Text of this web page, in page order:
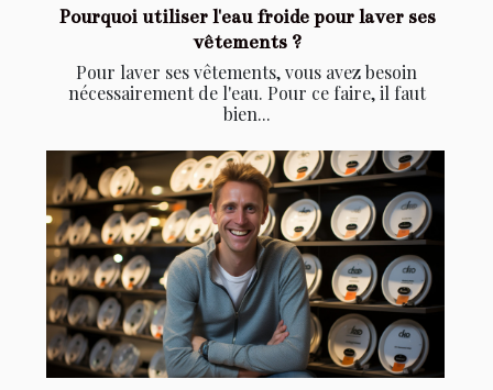
Pourquoi utiliser l'eau froide pour laver ses
vêtements ?
Pour laver ses vêtements, vous avez besoin
nécessairement de l'eau. Pour ce faire, il faut
bien...